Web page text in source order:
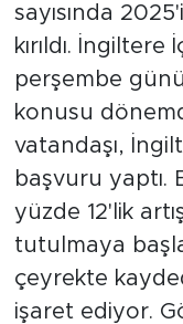
sayısında
kırıldı. İngiltere
perşembe günü
konusu
vatandaşı,
başvuru yaptı.
yüzde 12'lik
tutulmaya
çeyrekte
işaret ediyor.